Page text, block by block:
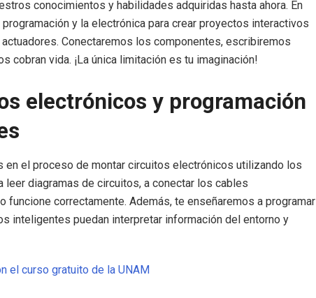
conocimientos y habilidades adquiridas hasta ahora. En
y la electrónica para crear proyectos interactivos
Conectaremos los componentes, escribiremos
cobran vida. ¡La única limitación es tu imaginación!
electrónicos y programación
en el proceso de montar circuitos electrónicos utilizando los
diagramas de circuitos, a conectar los cables
funcione correctamente. Además, te enseñaremos a programar
inteligentes puedan interpretar información del entorno y
el curso gratuito de la UNAM